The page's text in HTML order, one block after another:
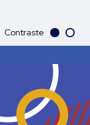
Contraste